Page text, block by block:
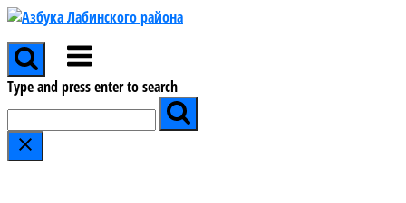
Skip
content
Menu
Type and press enter to search